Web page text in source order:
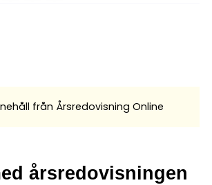
från Årsredovisning Online
årsredovisningen